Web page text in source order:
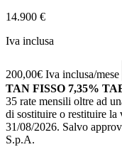
14.900 €
Iva inclusa
200,00€ Iva inclusa/mese
TAN FISSO 7,35%
35 rate mensili oltre ad
di sostituire o restituire la
31/08/2026. Salvo
S.p.A.